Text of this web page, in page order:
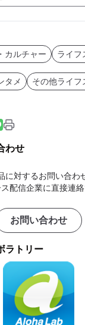
カルチャー ライフ
タメ
その他ライフ
わせ
に対するお問い合わ
配信企業に直接連絡
お問い合わせ
ラトリー